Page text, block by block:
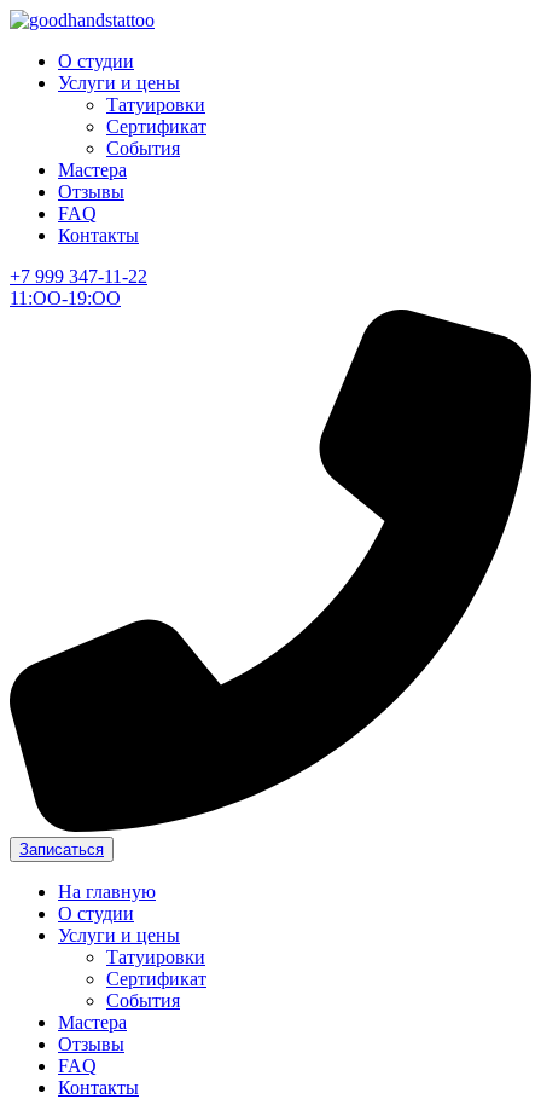
О студии
Услуги и цены
Татуировки
Сертификат
События
Мастера
Отзывы
FAQ
Контакты
+7 999 347-11-22
11:ОО-19:ОО
Записаться
На главную
О студии
Услуги и цены
Татуировки
Сертификат
События
Мастера
Отзывы
FAQ
Контакты